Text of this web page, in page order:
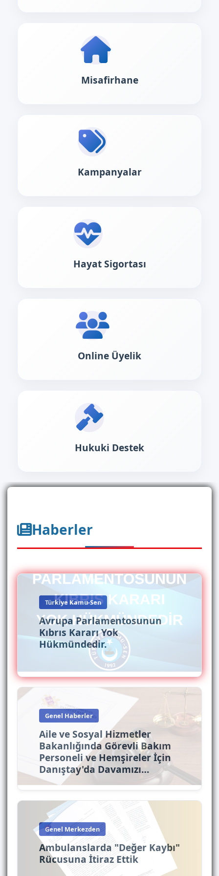
Misafirhane
Kampanyalar
Hayat Sigortası
Online Üyelik
Hukuki Destek
Haberler
Türkiye Kamu-Sen
Avrupa Parlamentosunun
Kıbrıs Kararı Yok
Hükmündedir.
Genel Haberler
Aile ve Sosyal Hizmetler
Bakanlığında Görevli Bakım
Personeli ve Hemşireler İçin
Danıştay'da Davamızı…
Genel Merkezden
Ambulanslarda "Değer Kaybı"
Rücusuna İtiraz Ettik